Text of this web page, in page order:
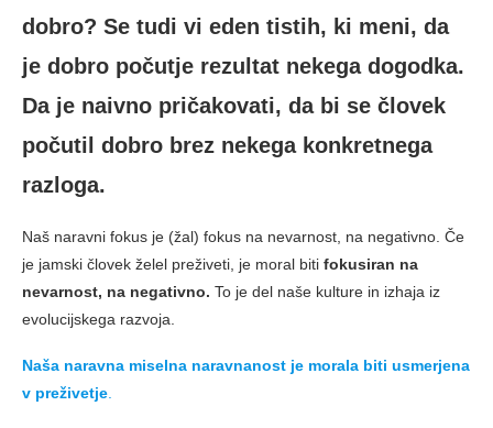
dobro? Se tudi vi eden tistih, ki meni, da
je dobro počutje rezultat nekega dogodka.
Da je naivno pričakovati, da bi se človek
počutil dobro brez nekega konkretnega
razloga.
Naš naravni fokus je (žal) fokus na nevarnost, na negativno. Če
je jamski človek želel preživeti, je moral biti fokusiran na
nevarnost, na negativno. To je del naše kulture in izhaja iz
evolucijskega razvoja.
Naša naravna miselna naravnanost je morala biti usmerjena
v preživetje